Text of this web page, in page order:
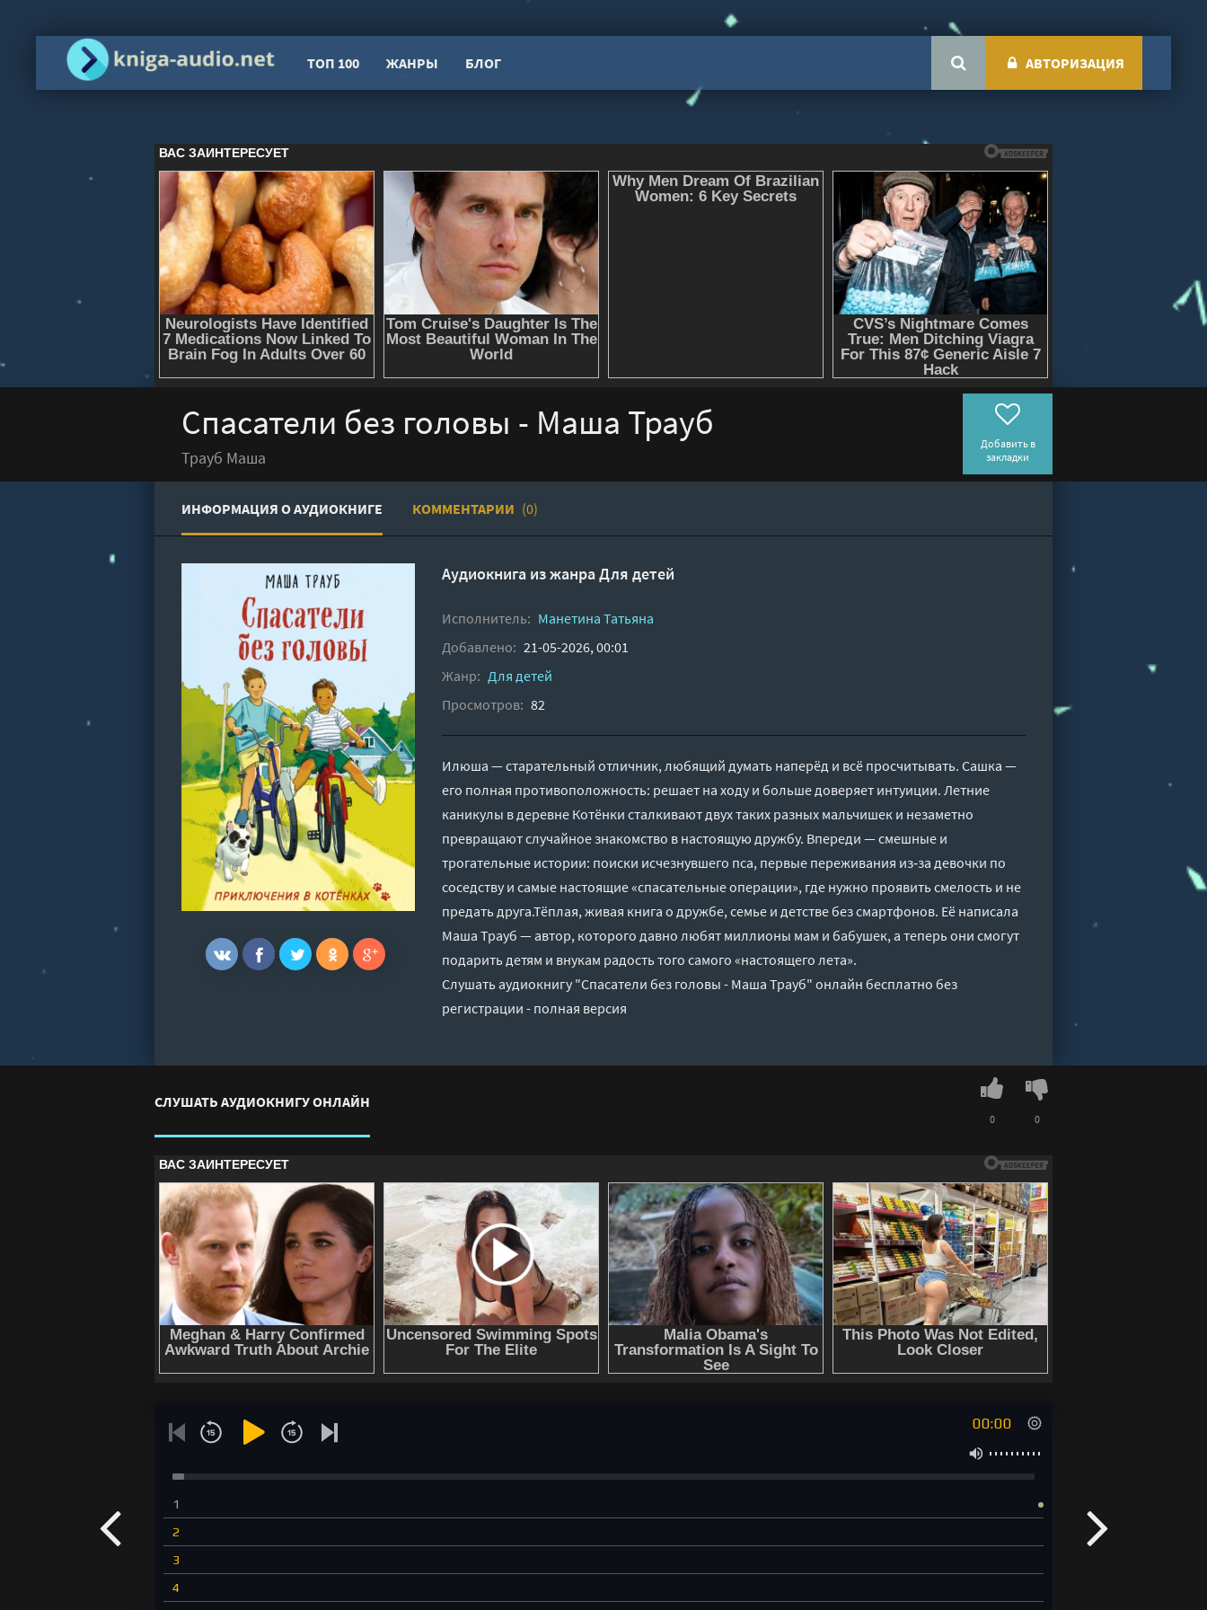
ТОП 100 ЖАНРЫ БЛОГ АВТОРИЗАЦИЯ
Спасатели без головы - Маша Трауб
Трауб Маша
Добавить в
закладки
ИНФОРМАЦИЯ О АУДИОКНИГЕ КОММЕНТАРИИ (0)
Аудиокнига из жанраДля детей
Исполнитель: Манетина Татьяна
Добавлено: 21-05-2026, 00:01
Жанр: Для детей
Просмотров: 82
Илюша — старательный отличник, любящий думать наперёд и всё просчитывать. Сашка —
его полная противоположность: решает на ходу и больше доверяет интуиции. Летние
каникулы в деревне Котёнки сталкивают двух таких разных мальчишек и незаметно
превращают случайное знакомство в настоящую дружбу. Впереди — смешные и
трогательные истории: поиски исчезнувшего пса, первые переживания из‑за девочки по
соседству и самые настоящие «спасательные операции», где нужно проявить смелость и не
предать друга.Тёплая, живая книга о дружбе, семье и детстве без смартфонов. Её написала
Маша Трауб — автор, которого давно любят миллионы мам и бабушек, а теперь они смогут
подарить детям и внукам радость того самого «настоящего лета».
Слушать аудиокнигу "Спасатели без головы - Маша Трауб" онлайн бесплатно без
регистрации - полная версия
СЛУШАТЬ АУДИОКНИГУ ОНЛАЙН
0 0
00:00
1
2
3
4